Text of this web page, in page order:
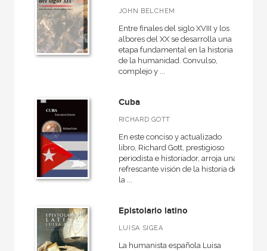
JOHN BELCHEM
Entre finales del siglo XVIII y los
albores del XX se desarrolla una
etapa fundamental en la historia
de la humanidad. Convulso,
complejo y ...
Cuba
RICHARD GOTT
En este conciso y actualizado
libro, Richard Gott, prestigioso
periodista e historiador, arroja una
refrescante visión de la historia de
la ...
Epistolario latino
LUISA SIGEA
La humanista española Luisa